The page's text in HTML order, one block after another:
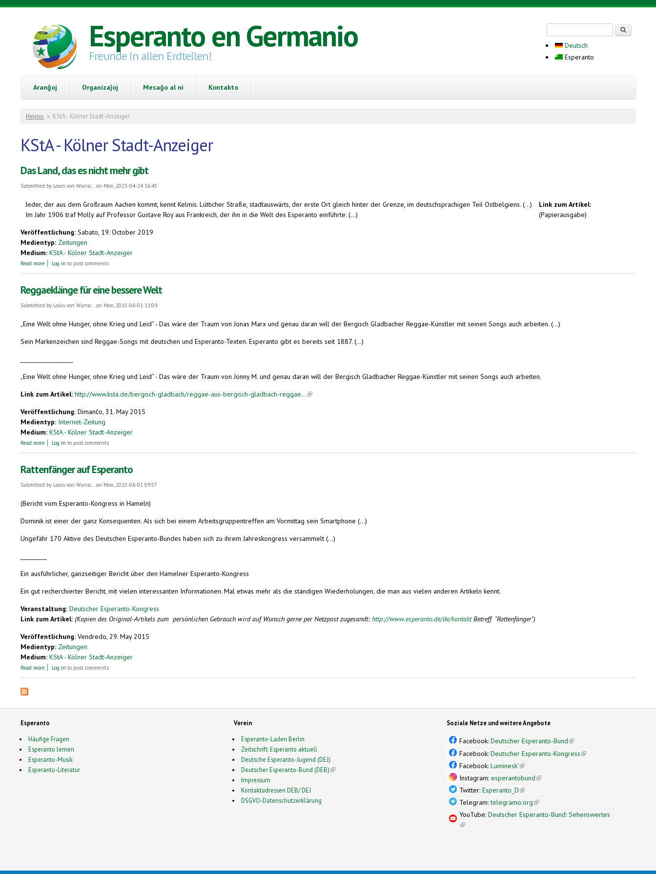
Skip to main content
Esperanto en Germanio
Freunde in allen Erdteilen!
Deutsch
Esperanto
Aranĝoj Organizaĵoj Mesaĝo al ni Kontakto
You are here
Hejmo » KStA - Kölner Stadt-Anzeiger
KStA - Kölner Stadt-Anzeiger
Das Land, das es nicht mehr gibt
Submitted by Louis von Wunsc...on Mon, 2023-04-24 16:45
Jeder, der aus dem Großraum Aachen kommt, kennt Kelmis. Lütticher Straße, stadtauswärts, der erste Ort gleich hinter der Grenze, im deutschsprachigen Teil Ostbelgiens. (...)
Im Jahr 1906 traf Molly auf Professor Gustave Roy aus Frankreich, der ihn in die Welt des Esperanto einführte. (...)
Link zum Artikel:
(Papierausgabe)
Veröffentlichung: Sabato, 19. October 2019
Medientyp: Zeitungen
Medium: KStA - Kölner Stadt-Anzeiger
Read more about Das Land, das es nicht mehr gibt
Log in to post comments
Reggaeklänge für eine bessere Welt
Submitted by Louis von Wunsc...on Mon, 2015-06-01 11:09
„Eine Welt ohne Hunger, ohne Krieg und Leid“ - Das wäre der Traum von Jonas Marx und genau daran will der Bergisch Gladbacher Reggae-Künstler mit seinen Songs auch arbeiten. (...)
Sein Markenzeichen sind Reggae-Songs mit deutschen und Esperanto-Texten. Esperanto gibt es bereits seit 1887. (...)
„Eine Welt ohne Hunger, ohne Krieg und Leid“ - Das wäre der Traum von Jonny M. und genau daran will der Bergisch Gladbacher Reggae-Künstler mit seinen Songs auch arbeiten.
Link zum Artikel: http://www.ksta.de/bergisch-gladbach/reggae-aus-bergisch-gladbach-reggae...(link is external)
Veröffentlichung: Dimanĉo, 31. May 2015
Medientyp: Internet-Zeitung
Medium: KStA - Kölner Stadt-Anzeiger
Read more about Reggaeklänge für eine bessere Welt
Log in to post comments
Rattenfänger auf Esperanto
Submitted by Louis von Wunsc...on Mon, 2015-06-01 09:57
(Bericht vom Esperanto-Kongress in Hameln)
Dominik ist einer der ganz Konsequenten. Als sich bei einem Arbeitsgruppentreffen am Vormittag sein Smartphone (...)
Ungefähr 170 Aktive des Deutschen Esperanto-Bundes haben sich zu ihrem Jahreskongress versammelt (...)
Ein ausführlicher, ganzseitiger Bericht über den Hamelner Esperanto-Kongress
Ein gut recherchierter Bericht, mit vielen interessanten Informationen. Mal etwas mehr als die ständigen Wiederholungen, die man aus vielen anderen Artikeln kennt.
Veranstaltung: Deutscher Esperanto-Kongress
Link zum Artikel: (Kopien des Original-Artikels zum persönlichen Gebrauch wird auf Wunsch gerne per Netzpost zugesandt: http://www.esperanto.de/de/kontaktBetreff "Rattenfänger")
Veröffentlichung: Vendredo, 29. May 2015
Medientyp: Zeitungen
Medium: KStA - Kölner Stadt-Anzeiger
Read more about Rattenfänger auf Esperanto
Log in to post comments
Esperanto
Häufige Fragen
Esperanto lernen
Esperanto-Musik
Esperanto-Literatur
Verein
Esperanto-Laden Berlin
Zeitschrift: Esperanto aktuell
Deutsche Esperanto-Jugend (DEJ)
Deutscher Esperanto-Bund (DEB)(link is external)
Impressum
Kontaktadressen DEB/ DEJ
DSGVO-Datenschutzerklärung
Soziale Netze und weitere Angebote
Facebook:Deutscher Esperanto-Bund(link is external)
Facebook:Deutscher Esperanto-Kongress(link is external)
Facebook:Luminesk'(link is external)
Instagram:esperantobund(link is external)
Twitter:Esperanto_D(link is external)
Telegram:telegramo.org(link is external)
YouTube:Deutscher Esperanto-Bund: Sehenswertes
(link is external)